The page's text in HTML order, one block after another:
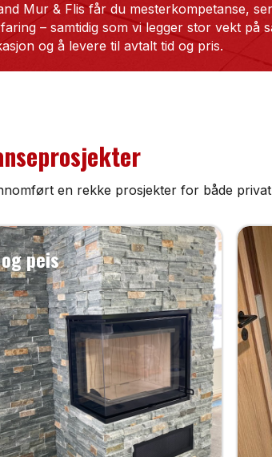
Mur & Flis får du mesterkompetanse,
– samtidig som vi legger stor vekt på
og å levere til avtalt tid og pris.
en rekke prosjekter for både
peis